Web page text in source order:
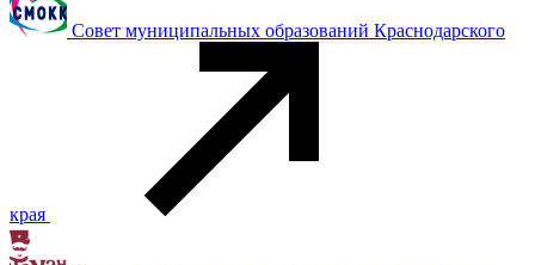
Совет муниципальных образований Краснодарского
края